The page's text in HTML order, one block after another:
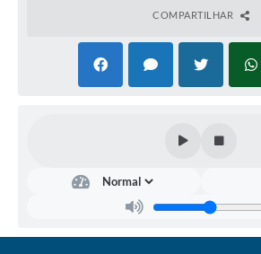
Modelos de Requerimentos
Passe Livre Estudantil
COMPARTILHAR